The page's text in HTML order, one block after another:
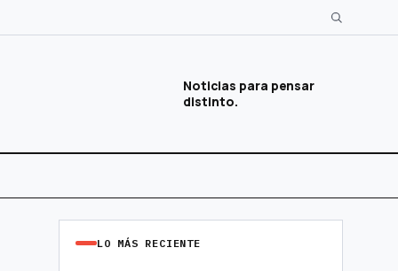
Noticias para pensar
distinto.
LO MÁS RECIENTE